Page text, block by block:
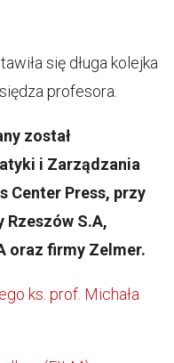
się długa kolejka
profesora.
został
i Zarządzania
Center Press, przy
Rzeszów S.A,
oraz firmy Zelmer.
ks. prof. Michała